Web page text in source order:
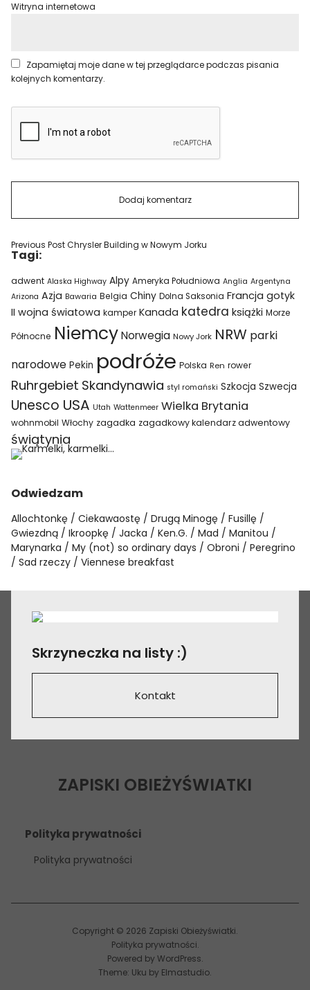
Witryna internetowa
Zapamiętaj moje dane w tej przeglądarce podczas pisania
kolejnych komentarzy.
Previous PostChrysler Building w Nowym Jorku
Tagi:
adwent Alaska Highway Alpy Ameryka Południowa Anglia Argentyna
Arizona Azja Bawaria Belgia Chiny Dolna Saksonia Francja gotyk
II wojna światowa kamper Kanada katedra książki Morze
Północne Niemcy Norwegia Nowy Jork NRW parki
narodowe Pekin podróże Polska Ren rower
Ruhrgebiet Skandynawia styl romański Szkocja Szwecja
Unesco USA Utah Wattenmeer Wielka Brytania
wohnmobil Włochy zagadka zagadkowy kalendarz adwentowy
świątynia
Odwiedzam
Allochtonkę Ciekawaostę Drugą Minogę
Fusillę
Gwiezdną
Ikroopkę Jacka Ken.G. Mad
Manitou
Marynarka
My (not) so ordinary days Obroni
Peregrino
Sad rzeczy
Viennese breakfast
Skrzyneczka na listy :)
Kontakt
ZAPISKI OBIEŻYŚWIATKI
Polityka prywatności
Polityka prywatności
Copyright © 2026 Zapiski Obieżyświatki
Polityka prywatności
Powered by WordPress
Theme: Uku by Elmastudio